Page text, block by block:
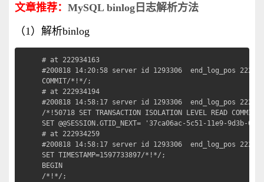
文章推荐： MySQL binlog日志解析方法
（1）解析binlog
# at 222934163
#200818 14:20:58 server id 1293306  end_log_pos
COMMIT/*!*/;
# at 222934194
#200818 14:58:17 server id 1293306  end_log_pos
/*!50718 SET TRANSACTION ISOLATION LEVEL READ
SET @@SESSION.GTID_NEXT= '37ca06ac-5c51-11e9-
# at 222934259
#200818 14:58:17 server id 1293306  end_log_pos
SET TIMESTAMP=1597733897/*!*/;
BEGIN
/*!*/;